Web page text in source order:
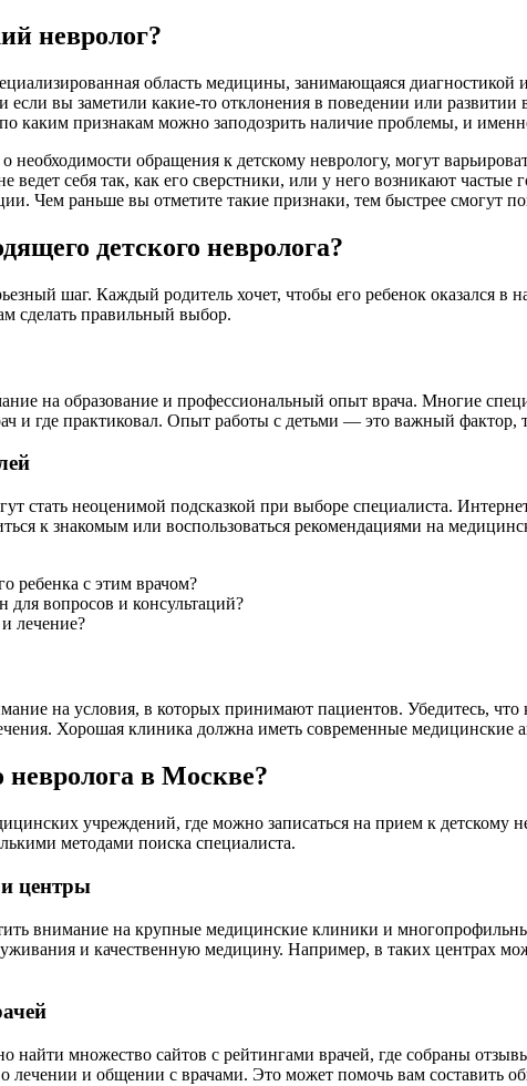
невролог?
область медицины, занимающаяся
если вы заметили какие-то отклонения в поведении или
каким признакам можно заподозрить наличие проблемы, и
обращения к детскому неврологу, могут
себя так, как его сверстники, или у него возникают
Чем раньше вы отметите такие признаки, тем быстрее смогут
детского невролога?
шаг. Каждый родитель хочет, чтобы его ребенок оказался в
сделать правильный выбор.
на образование и профессиональный опыт врача. Многие
и где практиковал. Опыт работы с детьми — это важный фактор,
стать неоценимой подсказкой при выборе специалиста.
к знакомым или воспользоваться рекомендациями на
ребенка с этим врачом?
для вопросов и консультаций?
лечение?
на условия, в которых принимают пациентов. Убедитесь,
Хорошая клиника должна иметь современные медицинские
невролога в Москве?
учреждений, где можно записаться на прием к
методами поиска специалиста.
центры
внимание на крупные медицинские клиники и
и качественную медицину. Например, в таких центрах
найти множество сайтов с рейтингами врачей, где собраны
лечении и общении с врачами. Это может помочь вам составить